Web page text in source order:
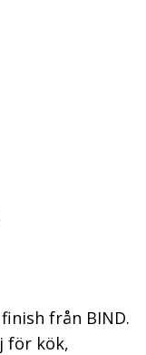
från BIND.
för kök,